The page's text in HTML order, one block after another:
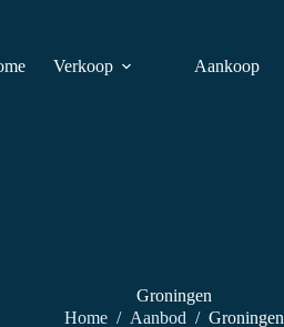
Verkoop Aankoop
Groningen
Home / Aanbod / Groningen